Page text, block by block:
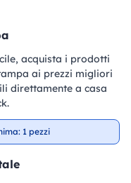
acquista i prodotti
ai prezzi migliori
direttamente a casa
1 pezzi